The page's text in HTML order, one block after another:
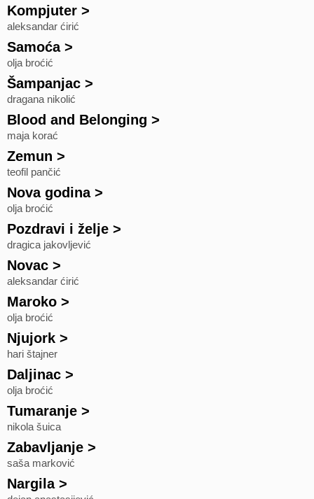
Kompjuter >
aleksandar ćirić
Samoća>
olja broćić
Šampanjac >
dragana nikolić
Blood and Belonging >
maja korać
Zemun >
teofil pančić
Nova godina>
olja broćić
Pozdravi i želje >
dragica jakovljević
Novac >
aleksandar ćirić
Maroko >
olja broćić
Njujork >
hari štajner
Daljinac >
olja broćić
Tumaranje >
nikola šuica
Zabavljanje >
saša marković
Nargila>